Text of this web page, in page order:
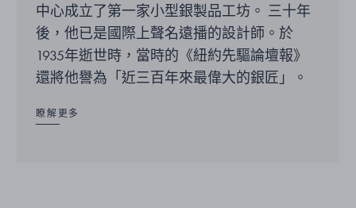
中心成立了第一家小型銀製品工坊。 三十年
後，他已是國際上聲名遠播的設計師。於
1935年逝世時，當時的《紐約先驅論壇報》
還將他譽為「近三百年來最偉大的銀匠」。
瞭解更多